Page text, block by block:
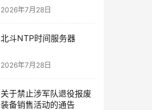
2026年7月28日
北斗NTP时间服务器
2026年7月28日
关于禁止涉军队退役报废
装备销售活动的通告